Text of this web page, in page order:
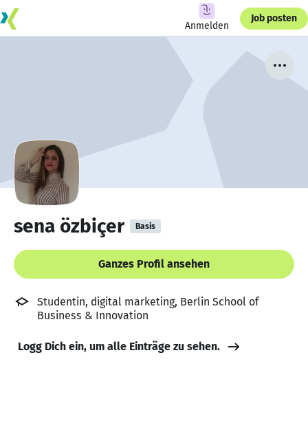
Anmelden
Job posten
sena özbiçer Basis
Ganzes Profil ansehen
Studentin, digital marketing, Berlin School of
Business & Innovation
Logg Dich ein, um alle Einträge zu sehen.